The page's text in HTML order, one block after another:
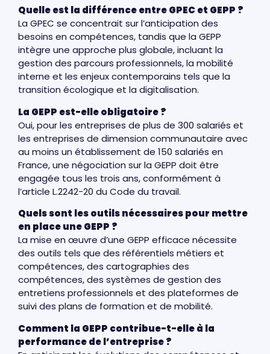
Quelle est la différence entre GPEC et GEPP ?
La GPEC se concentrait sur l’anticipation des
besoins en compétences, tandis que la GEPP
intègre une approche plus globale, incluant la
gestion des parcours professionnels, la mobilité
interne et les enjeux contemporains tels que la
transition écologique et la digitalisation.
La GEPP est-elle obligatoire ?
Oui, pour les entreprises de plus de 300 salariés et
les entreprises de dimension communautaire avec
au moins un établissement de 150 salariés en
France, une négociation sur la GEPP doit être
engagée tous les trois ans, conformément à
l’article L.2242-20 du Code du travail.
Quels sont les outils nécessaires pour mettre
en place une GEPP ?
La mise en œuvre d’une GEPP efficace nécessite
des outils tels que des référentiels métiers et
compétences, des cartographies des
compétences, des systèmes de gestion des
entretiens professionnels et des plateformes de
suivi des plans de formation et de mobilité.
Comment la GEPP contribue-t-elle à la
performance de l’entreprise ?